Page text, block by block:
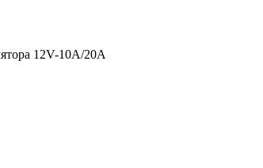
12V-10A/20A